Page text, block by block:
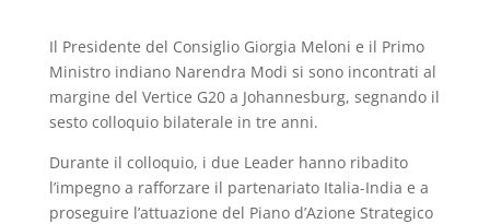
Il Presidente del Consiglio Giorgia Meloni e il Primo
Ministro indiano Narendra Modi si sono incontrati al
margine del Vertice G20 a Johannesburg, segnando il
sesto colloquio bilaterale in tre anni.
Durante il colloquio, i due Leader hanno ribadito
l’impegno a rafforzare il partenariato Italia-India e a
proseguire l’attuazione del Piano d’Azione Strategico